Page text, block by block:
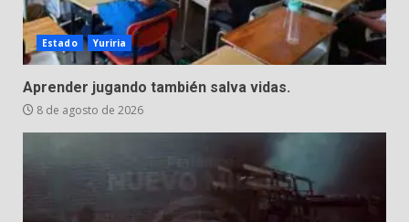
4
Valle de Santiago refuerza
seguridad con nuevas unidades
7 de agosto de 2026
6 de agosto de 2026
Estado Yuriria
Aprender jugando también salva vidas.
8 de agosto de 2026